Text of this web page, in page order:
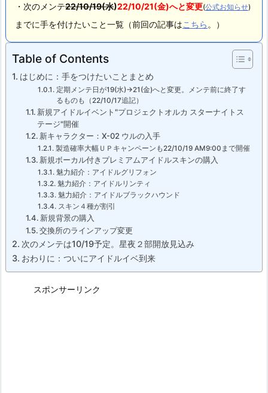
・次のメンテ22/10/19(水)22/10/21(金)へと変更(公式お知らせ)
までに手を付けたいこと一覧（前回の記事はこちら 。）
Table of Contents
はじめに：手をつけたいことまとめ
定期メンテ日が19(水)→21(金)へと変更。メンテ前に終了す
るものも（22/10/17追記）
新規アイドルイベント"プロジェクトオルカ スターナイトス
テージ"開催
新キャラクター：X-02 ウルの入手
製造確率大幅ＵＰキャンペーンも22/10/19 AM9:00まで開催
新規ボーカル付きプレミアムアイドルスキンの購入
魅力紹介：アイドルグリフォン
魅力紹介：アイドルリンティ
魅力紹介：アイドルブラックハウンド
スキン４種が割引
新規背景の購入
交換所のラインアップ変更
次のメンテは10/19予定。星夜２部開放見込み
おわりに：ついにアイドルイベ到来
スポンサーリンク